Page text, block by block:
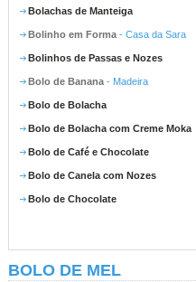
Bolachas de Manteiga
Bolinho em Forma - Casa da Sara
Bolinhos de Passas e Nozes
Bolo de Banana - Madeira
Bolo de Bolacha
Bolo de Bolacha com Creme Moka
Bolo de Café e Chocolate
Bolo de Canela com Nozes
Bolo de Chocolate
BOLO DE MEL